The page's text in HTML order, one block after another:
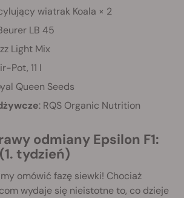
wiatrak Koala × 2
LB 45
Light Mix
Pot, 11 l
Queen Seeds
: RQS Organic Nutrition
tydzień)
omówić fazę siewki! Chociaż
wydaje się nieistotne to, co dzieje